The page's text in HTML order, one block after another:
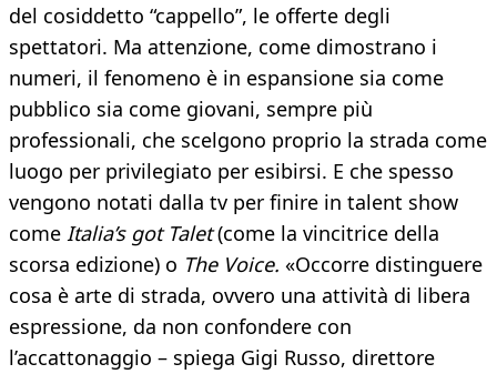
del cosiddetto “cappello”, le offerte degli
spettatori. Ma attenzione, come dimostrano i
numeri, il fenomeno è in espansione sia come
pubblico sia come giovani, sempre più
professionali, che scelgono proprio la strada come
luogo per privilegiato per esibirsi. E che spesso
vengono notati dalla tv per finire in talent show
come Italia’s got Talet(come la vincitrice della
scorsa edizione) o The Voice. «Occorre distinguere
cosa è arte di strada, ovvero una attività di libera
espressione, da non confondere con
l’accattonaggio – spiega Gigi Russo, direttore